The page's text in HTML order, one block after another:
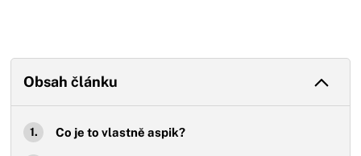
Obsah článku
Co je to vlastně aspik?